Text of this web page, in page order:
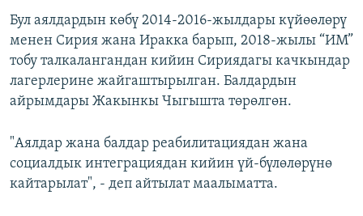
Бул аялдардын көбү 2014-2016-жылдары күйөөлөрү
менен Сирия жана Иракка барып, 2018-жылы “ИМ”
тобу талкалангандан кийин Сириядагы качкындар
лагерлерине жайгаштырылган. Балдардын
айрымдары Жакынкы Чыгышта төрөлгөн.
"Аялдар жана балдар реабилитациядан жана
социалдык интеграциядан кийин үй-бүлөлөрүнө
кайтарылат", - деп айтылат маалыматта.